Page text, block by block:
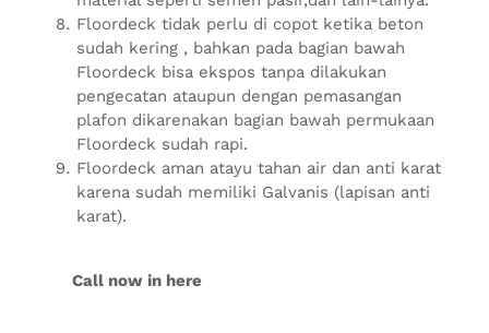
Floordeck tidak perlu di copot ketika beton
sudah kering , bahkan pada bagian bawah
Floordeck bisa ekspos tanpa dilakukan
pengecatan ataupun dengan pemasangan
plafon dikarenakan bagian bawah permukaan
Floordeck sudah rapi.
Floordeck aman atayu tahan air dan anti karat
karena sudah memiliki Galvanis (lapisan anti
karat).
Call now in here